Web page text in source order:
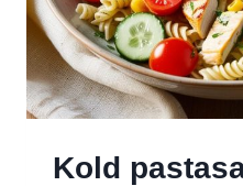
Kold